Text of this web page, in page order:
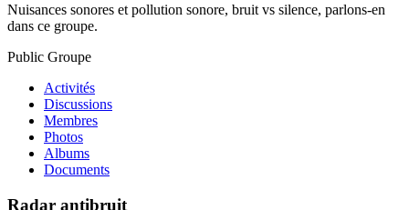
Nuisances sonores et pollution sonore, bruit vs silence, parlons-en
dans ce groupe.
Public Groupe
Activités
Discussions
Membres
Photos
Albums
Documents
Radar antibruit